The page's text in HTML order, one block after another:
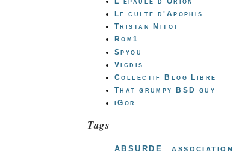
Le culte d'Apophis
Tristan Nitot
Rom1
Spyou
Vigdis
Collectif Blog Libre
That grumpy BSD guy
iGor
Tags
absurde association